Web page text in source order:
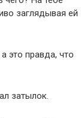
заглядывая ей
это правда, что
затылок.